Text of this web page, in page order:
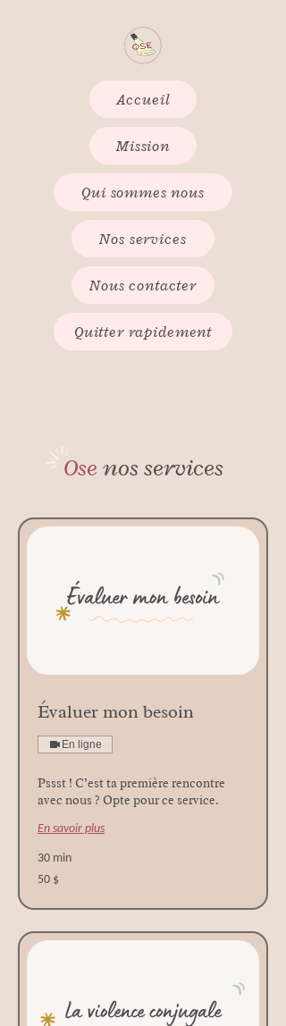
Accueil
Mission
Qui sommes nous
Nos services
Nous contacter
Quitter rapidement
Ose nos services
Évaluer mon besoin
En ligne
Pssst ! C’est ta première rencontre
avec nous ? Opte pour ce service.
En savoir plus
30 min
50 dollars
canadiens
50 $